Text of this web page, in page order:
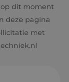
dit moment
deze pagina
met